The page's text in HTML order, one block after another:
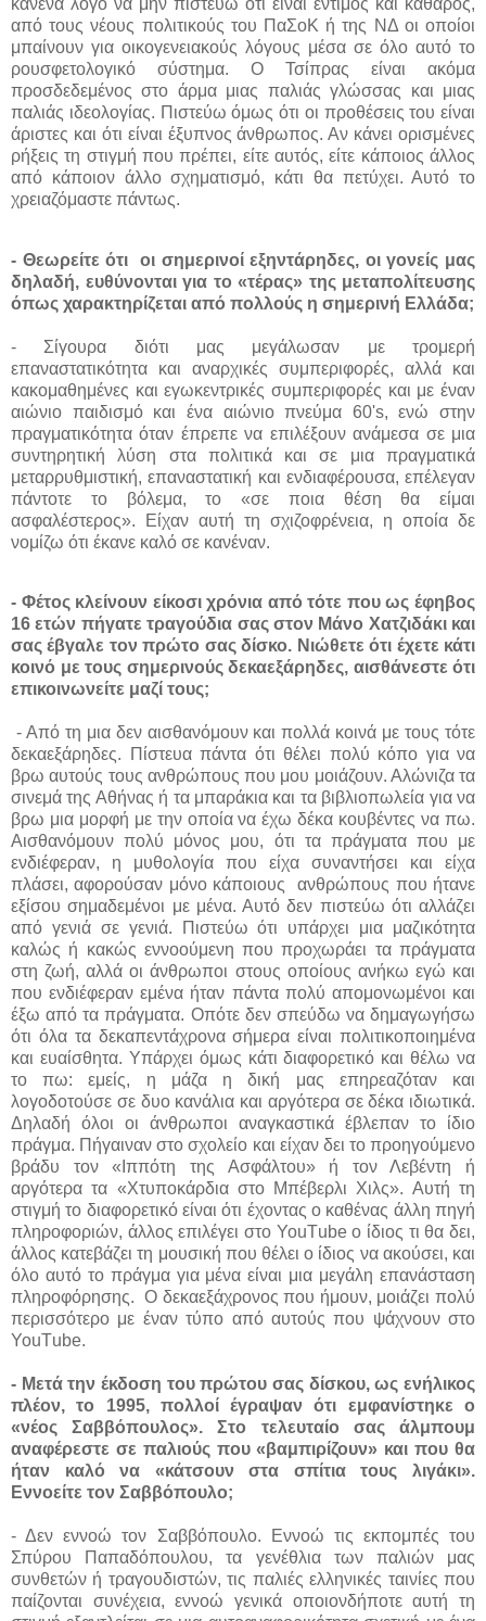
από τους νέους πολιτικούς του ΠαΣοΚ ή της ΝΔ οι οποίοι
μπαίνουν για οικογενειακούς λόγους μέσα σε όλο αυτό το
ρουσφετολογικό σύστημα. Ο Τσίπρας είναι ακόμα
προσδεδεμένος στο άρμα μιας παλιάς γλώσσας και μιας
παλιάς ιδεολογίας. Πιστεύω όμως ότι οι προθέσεις του είναι
άριστες και ότι είναι έξυπνος άνθρωπος. Αν κάνει ορισμένες
ρήξεις τη στιγμή που πρέπει, είτε αυτός, είτε κάποιος άλλος
από κάποιον άλλο σχηματισμό, κάτι θα πετύχει. Αυτό το
χρειαζόμαστε πάντως.
- Θεωρείτε ότι
οι σημερινοί εξηντάρηδες, οι γονείς μας
δηλαδή, ευθύνονται για το «τέρας» της μεταπολίτευσης
όπως χαρακτηρίζεται από πολλούς η σημερινή Ελλάδα;
- Σίγουρα διότι μας μεγάλωσαν με τρομερή
επαναστατικότητα και αναρχικές συμπεριφορές, αλλά και
κακομαθημένες και εγωκεντρικές συμπεριφορές και με έναν
αιώνιο παιδισμό και ένα αιώνιο πνεύμα 60's, ενώ στην
πραγματικότητα όταν έπρεπε να επιλέξουν ανάμεσα σε μια
συντηρητική λύση στα πολιτικά και σε μια πραγματικά
μεταρρυθμιστική, επαναστατική και ενδιαφέρουσα, επέλεγαν
πάντοτε το βόλεμα, το «σε ποια θέση θα είμαι
ασφαλέστερος». Είχαν αυτή τη σχιζοφρένεια, η οποία δε
νομίζω ότι έκανε καλό σε κανέναν.
- Φέτος κλείνουν είκοσι χρόνια από τότε που ως έφηβος
16 ετών πήγατε τραγούδια σας στον Μάνο Χατζιδάκι και
σας έβγαλε τον πρώτο σας δίσκο. Νιώθετε ότι έχετε κάτι
κοινό με τους σημερινούς δεκαεξάρηδες, αισθάνεστε ότι
επικοινωνείτε μαζί τους;
- Από τη μια δεν αισθανόμουν και πολλά κοινά με τους τότε
δεκαεξάρηδες. Πίστευα πάντα ότι θέλει πολύ κόπο για να
βρω αυτούς τους ανθρώπους που μου μοιάζουν. Αλώνιζα τα
σινεμά της Αθήνας ή τα μπαράκια και τα βιβλιοπωλεία για να
βρω μια μορφή με την οποία να έχω δέκα κουβέντες να πω.
Αισθανόμουν πολύ μόνος μου, ότι τα πράγματα που με
ενδιέφεραν, η μυθολογία που είχα συναντήσει και είχα
πλάσει, αφορούσαν μόνο κάποιους
ανθρώπους που ήτανε
εξίσου σημαδεμένοι με μένα. Αυτό δεν πιστεύω ότι αλλάζει
από γενιά σε γενιά. Πιστεύω ότι υπάρχει μια μαζικότητα
καλώς ή κακώς εννοούμενη που προχωράει τα πράγματα
στη ζωή, αλλά οι άνθρωποι στους οποίους ανήκω εγώ και
που ενδιέφεραν εμένα ήταν πάντα πολύ απομονωμένοι και
έξω από τα πράγματα. Οπότε δεν σπεύδω να δημαγωγήσω
ότι όλα τα δεκαπεντάχρονα σήμερα είναι πολιτικοποιημένα
και ευαίσθητα. Υπάρχει όμως κάτι διαφορετικό και θέλω να
το πω: εμείς, η μάζα η δική μας επηρεαζόταν και
λογοδοτούσε σε δυο κανάλια και αργότερα σε δέκα ιδιωτικά.
Δηλαδή όλοι οι άνθρωποι αναγκαστικά έβλεπαν το ίδιο
πράγμα. Πήγαιναν στο σχολείο και είχαν δει το προηγούμενο
βράδυ τον «Ιππότη της Ασφάλτου» ή τον Λεβέντη ή
αργότερα τα «Χτυποκάρδια στο Μπέβερλι Χιλς». Αυτή τη
στιγμή το διαφορετικό είναι ότι έχοντας ο καθένας άλλη πηγή
πληροφοριών, άλλος επιλέγει στο YouΤube ο ίδιος τι θα δει,
άλλος κατεβάζει τη μουσική που θέλει ο ίδιος να ακούσει, και
όλο αυτό το πράγμα για μένα είναι μια μεγάλη επανάσταση
πληροφόρησης. Ο δεκαεξάχρονος που ήμουν, μοιάζει πολύ
περισσότερο με έναν τύπο από αυτούς που ψάχνουν στο
YouΤube.
- Μετά την έκδοση του πρώτου σας δίσκου, ως ενήλικος
πλέον, το 1995, πολλοί έγραψαν ότι εμφανίστηκε ο
«νέος Σαββόπουλος». Στο τελευταίο σας άλμπουμ
αναφέρεστε σε παλιούς που «βαμπιρίζουν» και που θα
ήταν καλό να «κάτσουν στα σπίτια τους λιγάκι».
Εννοείτε τον Σαββόπουλο;
- Δεν εννοώ τον Σαββόπουλο. Εννοώ τις εκπομπές του
Σπύρου Παπαδόπουλου, τα γενέθλια των παλιών μας
συνθετών ή τραγουδιστών, τις παλιές ελληνικές ταινίες που
παίζονται συνέχεια, εννοώ γενικά οποιονδήποτε αυτή τη